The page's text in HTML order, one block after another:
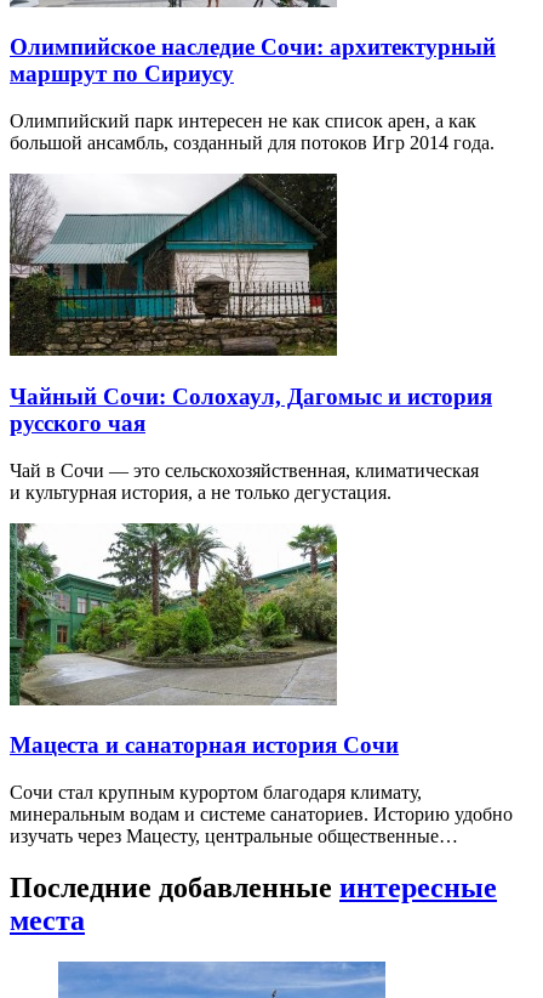
Олимпийское наследие Сочи: архитектурный
маршрут по Сириусу
Олимпийский парк интересен не как список арен, а как
большой ансамбль, созданный для потоков Игр 2014 года.
Чайный Сочи: Солохаул, Дагомыс и история
русского чая
Чай в Сочи — это сельскохозяйственная, климатическая
и культурная история, а не только дегустация.
Мацеста и санаторная история Сочи
Сочи стал крупным курортом благодаря климату,
минеральным водам и системе санаториев. Историю удобно
изучать через Мацесту, центральные общественные…
Последние добавленные интересные
места